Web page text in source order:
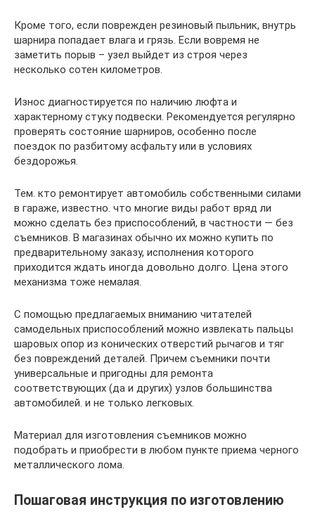
Кроме того, если поврежден резиновый пыльник, внутрь
шарнира попадает влага и грязь. Если вовремя не
заметить порыв – узел выйдет из строя через
несколько сотен километров.
Износ диагностируется по наличию люфта и
характерному стуку подвески. Рекомендуется регулярно
проверять состояние шарниров, особенно после
поездок по разбитому асфальту или в условиях
бездорожья.
Тем. кто ремонтирует автомобиль собственными силами
в гараже, известно. что многие виды работ вряд ли
можно сделать без приспособлений, в частности — без
съемников. В магазинах обычно их можно купить по
предварительному заказу, исполнения которого
приходится ждать иногда довольно долго. Цена этого
механизма тоже немалая.
С помощью предлагаемых вниманию читателей
самодельных приспособлений можно извлекать пальцы
шаровых опор из конических отверстий рычагов и тяг
без повреждений деталей. Причем съемники почти
универсальные и пригодны для ремонта
соответствующих (да и других) узлов большинства
автомобилей. и не только легковых.
Материал для изготовления съемников можно
подобрать и приобрести в любом пункте приема черного
металлического лома.
Пошаговая инструкция по изготовлению